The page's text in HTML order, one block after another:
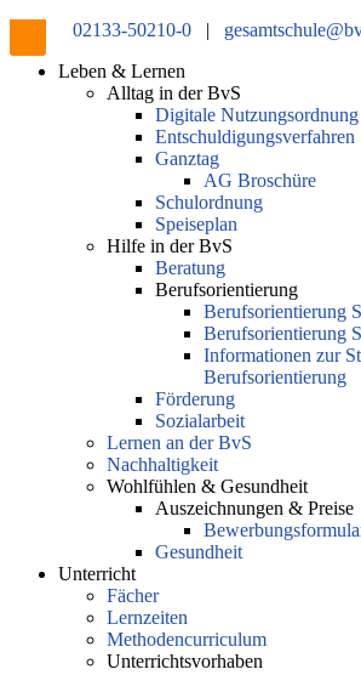
02133-50210-0 |
Leben & Lernen
Alltag in der BvS
Digitale Nutzungsordnung
Entschuldigungsverfahren
Ganztag
AG Broschüre
Schulordnung
Speiseplan
Hilfe in der BvS
Beratung
Berufsorientierung
Berufsorientierung
Berufsorientierung
Informationen zur
Berufsorientierung
Förderung
Sozialarbeit
Lernen an der BvS
Nachhaltigkeit
Wohlfühlen & Gesundheit
Auszeichnungen & Preise
Gesundheit
Unterricht
Fächer
Lernzeiten
Methodencurriculum
Unterrichtsvorhaben